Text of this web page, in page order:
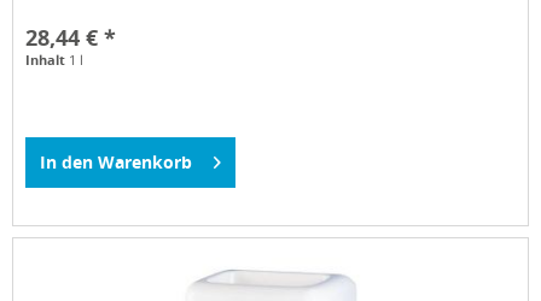
28,44 € *
Inhalt 1 l
In den Warenkorb